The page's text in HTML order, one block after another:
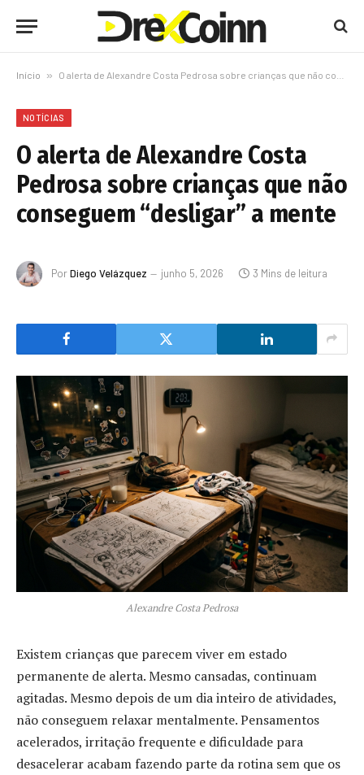
Início » O alerta de Alexandre Costa Pedrosa sobre crianças que não conseguem “desligar” a mente
NOTÍCIAS
O alerta de Alexandre Costa
Pedrosa sobre crianças que não
conseguem “desligar” a mente
PorDiego Velázquez junho 5, 2026 3 Mins de leitura
Alexandre Costa Pedrosa
Existem crianças que parecem viver em estado
permanente de alerta. Mesmo cansadas, continuam
agitadas. Mesmo depois de um dia inteiro de atividades,
não conseguem relaxar mentalmente. Pensamentos
acelerados, irritação frequente e dificuldade para
desacelerar acabam fazendo parte da rotina sem que os